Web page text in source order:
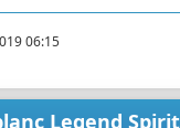
06:15
Legend